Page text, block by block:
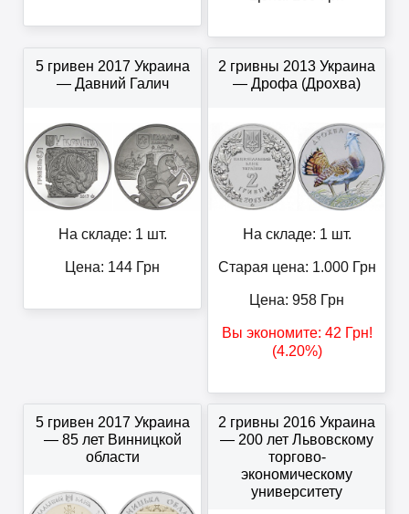
5 гривен 2017 Украина
— Давний Галич
На складе: 1 шт.
Цена: 144 Грн
2 гривны 2013 Украина
— Дрофа (Дрохва)
На складе: 1 шт.
Старая цена: 1.000Грн
Цена: 958 Грн
Вы экономите: 42 Грн!
(4.20%)
5 гривен 2017 Украина
— 85 лет Винницкой
области
2 гривны 2016 Украина
— 200 лет Львовскому
торгово-
экономическому
университету